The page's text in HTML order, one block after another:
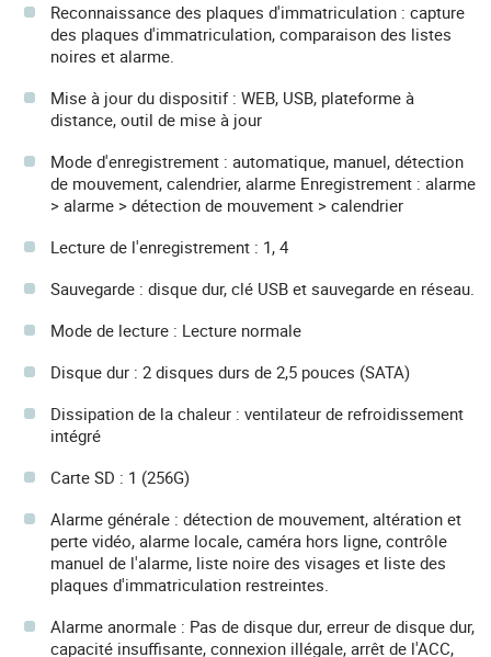
Reconnaissance des plaques d'immatriculation : capture
des plaques d'immatriculation, comparaison des listes
noires et alarme.
Mise à jour du dispositif : WEB, USB, plateforme à
distance, outil de mise à jour
Mode d'enregistrement : automatique, manuel, détection
de mouvement, calendrier, alarme Enregistrement : alarme
> alarme > détection de mouvement > calendrier
Lecture de l'enregistrement : 1, 4
Sauvegarde : disque dur, clé USB et sauvegarde en réseau.
Mode de lecture : Lecture normale
Disque dur : 2 disques durs de 2,5 pouces (SATA)
Dissipation de la chaleur : ventilateur de refroidissement
intégré
Carte SD : 1 (256G)
Alarme générale : détection de mouvement, altération et
perte vidéo, alarme locale, caméra hors ligne, contrôle
manuel de l'alarme, liste noire des visages et liste des
plaques d'immatriculation restreintes.
Alarme anormale : Pas de disque dur, erreur de disque dur,
capacité insuffisante, connexion illégale, arrêt de l'ACC,